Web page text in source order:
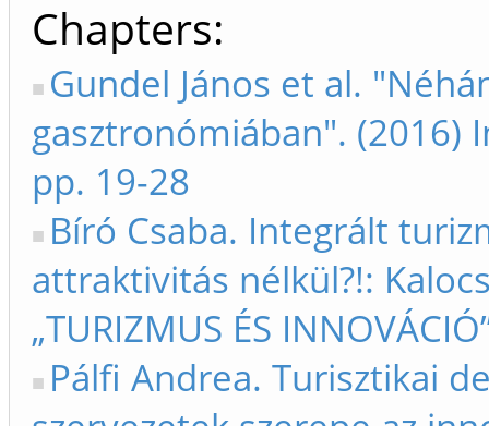
Chapters
Gundel János et al.
gasztronómiában". (2016)
pp. 19-28
Bíró Csaba. Integrált
attraktivitás nélkül?!:
„TURIZMUS ÉS
Pálfi Andrea. Turisztikai